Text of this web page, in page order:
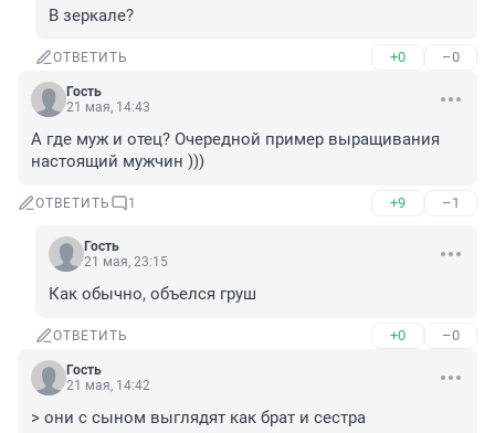
В зеркале?
ОТВЕТИТЬ +0 –0
Гость
21 мая, 14:43
А где муж и отец? Очередной пример выращивания
настоящий мужчин )))
ОТВЕТИТЬ 1 +9 –1
Гость
21 мая, 23:15
Как обычно, объелся груш
ОТВЕТИТЬ +0 –0
Гость
21 мая, 14:42
> они с сыном выглядят как брат и сестра